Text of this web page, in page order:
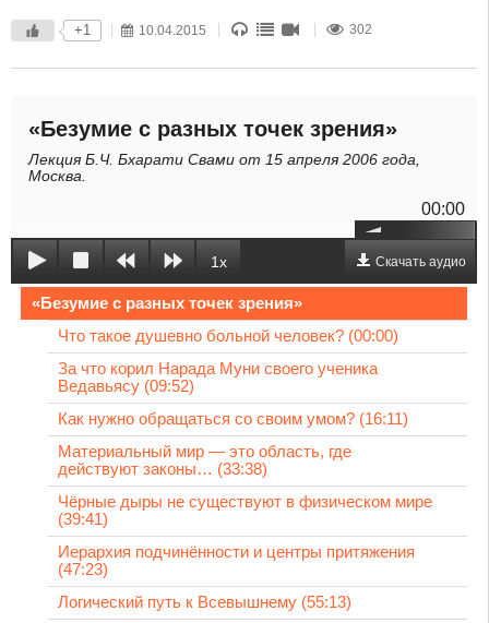
+1 10.04.2015 302
«Безумие с разных точек зрения»
Лекция Б.Ч. Бхарати Свами от 15 апреля 2006 года,
Москва.
00:00
1x Скачать аудио
«Безумие с разных точек зрения»
Что такое душевно больной человек? (00:00)
За что корил Нарада Муни своего ученика
Ведавьясу (09:52)
Как нужно обращаться со своим умом? (16:11)
Материальный мир — это область, где
действуют законы… (33:38)
Чёрные дыры не существуют в физическом мире
(39:41)
Иерархия подчинённости и центры притяжения
(47:23)
Логический путь к Всевышнему (55:13)